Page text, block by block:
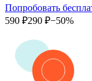
Попробовать
590 ₽290 ₽−50%